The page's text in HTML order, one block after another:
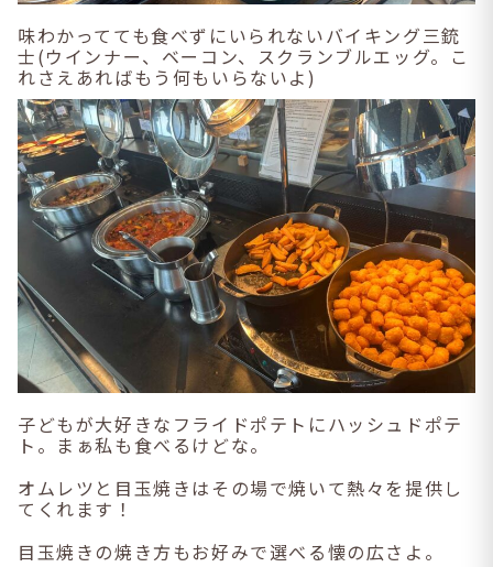
味わかってても食べずにいられないバイキング三銃
士(ウインナー、ベーコン、スクランブルエッグ。こ
れさえあればもう何もいらないよ)
子どもが大好きなフライドポテトにハッシュドポテ
ト。まぁ私も食べるけどな。
オムレツと目玉焼きはその場で焼いて熱々を提供し
てくれます！
目玉焼きの焼き方もお好みで選べる懐の広さよ。